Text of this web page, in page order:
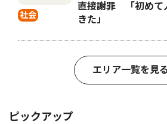
社会
直接謝罪 「初めて
きた」
エリア一覧を見る
ピックアップ